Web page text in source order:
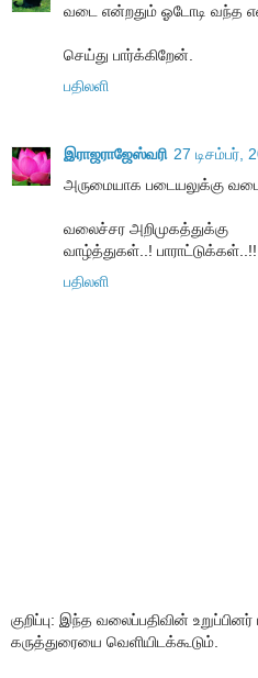
வடை என்றதும் ஓடோடி வந்த
செய்து பார்க்கிறேன்.
பதிலளி
இராஜராஜேஸ்வரி 27 டிசம்பர்,
அருமையாக படையலுக்கு
வலைச்சர அறிமுகத்துக்கு
வாழ்த்துகள்..! பாராட்டுக்கள்..!!
பதிலளி
குறிப்பு: இந்த வலைப்பதிவின் உறுப்பினர்
கருத்துரையை வெளியிடக்கூடும்.